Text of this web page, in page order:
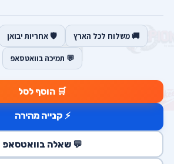
🚚 משלוח לכל הארץ 🛡️ אחריות יבואן
💬 תמיכה בוואטסאפ
🛒 הוסף לסל
⚡ קנייה מהירה
💬 שאלה בוואטסאפ